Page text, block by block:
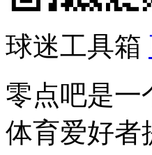
球迷工具箱
零点吧是一
体育爱好者